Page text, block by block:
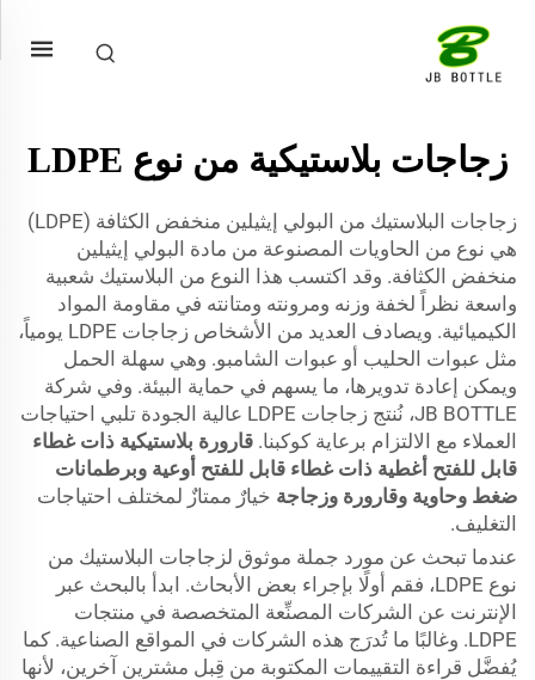
زجاجات بلاستيكية من نوع LDPE
زجاجات البلاستيك من البولي إيثيلين منخفض الكثافة (LDPE)
هي نوع من الحاويات المصنوعة من مادة البولي إيثيلين
منخفض الكثافة. وقد اكتسب هذا النوع من البلاستيك شعبية
واسعة نظراً لخفة وزنه ومرونته ومتانته في مقاومة المواد
الكيميائية. ويصادف العديد من الأشخاص زجاجات LDPE يومياً،
مثل عبوات الحليب أو عبوات الشامبو. وهي سهلة الحمل
ويمكن إعادة تدويرها، ما يسهم في حماية البيئة. وفي شركة
JB BOTTLE، نُنتج زجاجات LDPE عالية الجودة تلبي احتياجات
العملاء مع الالتزام برعاية كوكبنا. قارورة بلاستيكية ذات غطاء
قابل للفتح أغطية ذات غطاء قابل للفتح أوعية وبرطمانات
ضغط وحاوية وقارورة وزجاجة خيارٌ ممتازٌ لمختلف احتياجات
التغليف.
عندما تبحث عن مورد جملة موثوق لزجاجات البلاستيك من
نوع LDPE، فقم أولًا بإجراء بعض الأبحاث. ابدأ بالبحث عبر
الإنترنت عن الشركات المصنِّعة المتخصصة في منتجات
LDPE. وغالبًا ما تُدرَج هذه الشركات في المواقع الصناعية. كما
يُفضَّل قراءة التقييمات المكتوبة من قِبل مشترين آخرين، لأنها